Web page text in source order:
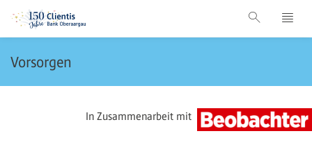
Vorsorgen
In Zusammenarbeit mit